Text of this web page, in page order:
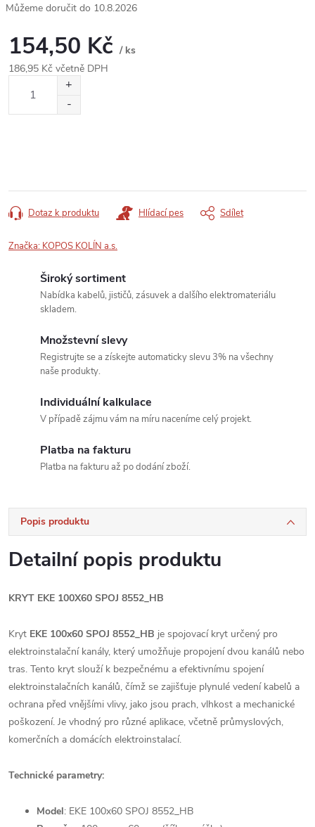
10.8.2026
154,50 Kč / ks
186,95 Kč včetně DPH
Dotaz k produktu Hlídací pes Sdílet
Značka: KOPOS KOLÍN a.s.
Široký sortiment
Nabídka kabelů, jističů, zásuvek a dalšího elektromateriálu
skladem.
Množstevní slevy
Registrujte se a získejte automaticky slevu 3% na všechny
naše produkty.
Individuální kalkulace
V případě zájmu vám na míru naceníme celý projekt.
Platba na fakturu
Platba na fakturu až po dodání zboží.
Popis produktu
Detailní popis produktu
KRYT EKE 100X60 SPOJ 8552_HB
Kryt EKE 100x60 SPOJ 8552_HB je spojovací kryt určený pro
elektroinstalační kanály, který umožňuje propojení dvou kanálů nebo
tras. Tento kryt slouží k bezpečnému a efektivnímu spojení
elektroinstalačních kanálů, čímž se zajišťuje plynulé vedení kabelů a
ochrana před vnějšími vlivy, jako jsou prach, vlhkost a mechanické
poškození. Je vhodný pro různé aplikace, včetně průmyslových,
komerčních a domácích elektroinstalací.
Technické parametry:
Model: EKE 100x60 SPOJ 8552_HB